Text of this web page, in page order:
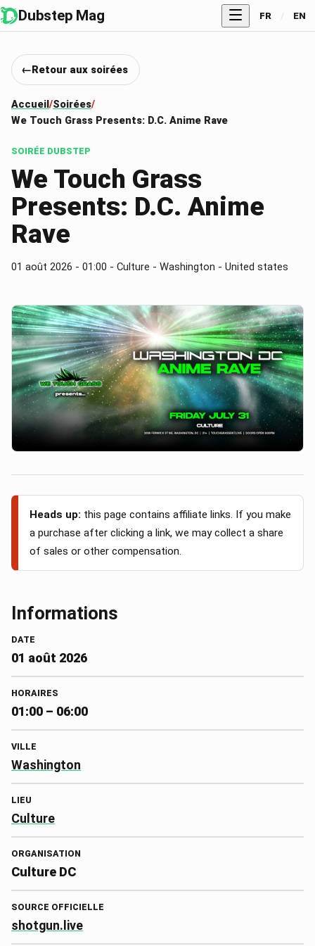
Dubstep Mag FR / EN
Retour aux soirées
Accueil Soirées
We Touch Grass Presents: D.C. Anime Rave
SOIRÉE DUBSTEP
We Touch Grass
Presents: D.C. Anime
Rave
01 août 2026 - 01:00 - Culture - Washington - United states
Heads up: this page contains affiliate links. If you make
a purchase after clicking a link, we may collect a share
of sales or other compensation.
Informations
DATE
01 août 2026
HORAIRES
01:00 – 06:00
VILLE
Washington
LIEU
Culture
ORGANISATION
Culture DC
SOURCE OFFICIELLE
shotgun.live